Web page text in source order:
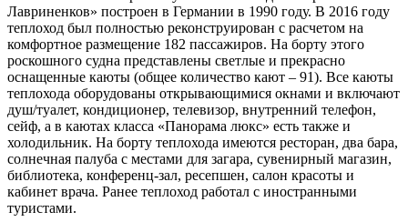
Лавриненков» построен в Германии в 1990 году. В 2016 году
теплоход был полностью реконструирован с расчетом на
комфортное размещение 182 пассажиров. На борту этого
роскошного судна представлены светлые и прекрасно
оснащенные каюты (общее количество кают – 91). Все каюты
теплохода оборудованы открывающимися окнами и включают
душ/туалет, кондиционер, телевизор, внутренний телефон,
сейф, а в каютах класса «Панорама люкс» есть также и
холодильник. На борту теплохода имеются ресторан, два бара,
солнечная палуба с местами для загара, сувенирный магазин,
библиотека, конференц-зал, ресепшен, салон красоты и
кабинет врача. Ранее теплоход работал с иностранными
туристами.